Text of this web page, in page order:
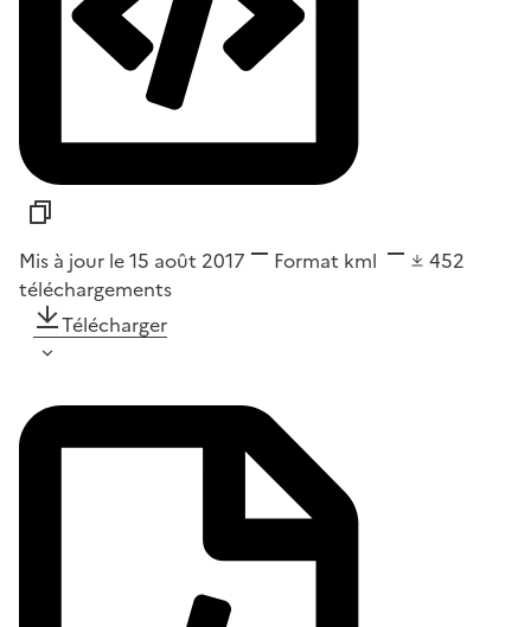
Mis à jour le 15 août 2017 Format kml
452
téléchargements
Télécharger